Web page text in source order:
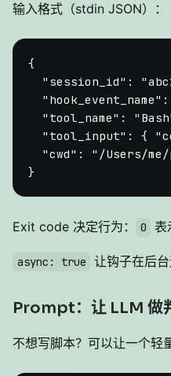
输入格式（stdin JSON）：
{
"session_id" :
"hook_event_name" :
"tool_name" :
"tool_input" : {
"cwd" :
"/Users/
}
Exit code 决定行为： 0 表
async: true 让钩子在后
Prompt：让 LLM 做
不想写脚本？可以让一个轻